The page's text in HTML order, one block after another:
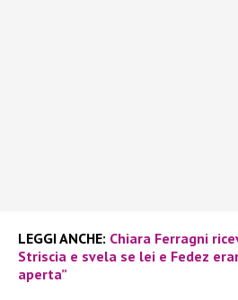
LEGGI ANCHE: Chiara Ferragni
Striscia e svela se lei e Fedez
aperta”